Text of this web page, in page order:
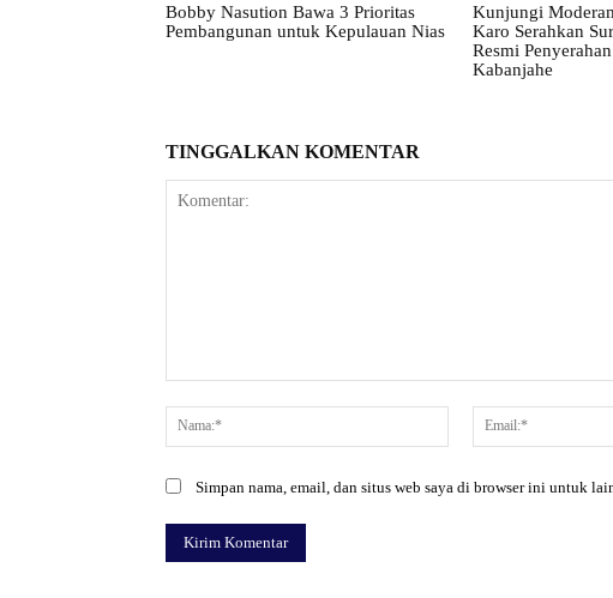
Bobby Nasution Bawa 3 Prioritas
Pembangunan untuk Kepulauan Nias
Kunjungi
Karo Serahkan
Resmi
Kabanjahe
TINGGALKAN KOMENTAR
Nama:*
Simpan nama, email, dan situs web saya di browser ini untuk